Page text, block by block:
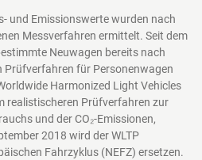
und Emissionswerte wurden nach
Messverfahren ermittelt. Seit dem
Neuwagen bereits nach
für Personenwagen
Harmonized Light Vehicles
realistischeren Prüfverfahren zur
und der CO₂-Emissionen,
2018 wird der WLTP
Fahrzyklus (NEFZ) ersetzen.